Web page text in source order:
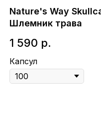
Nature's Way
Шлемник трава
1 590 р.
Капсул